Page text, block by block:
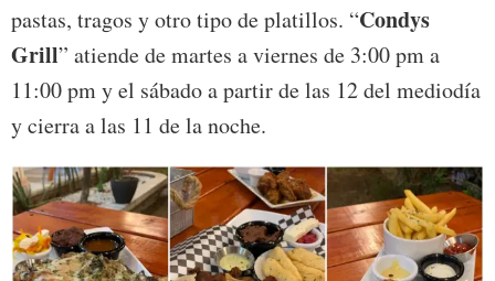
pastas, tragos y otro tipo de platillos. “Condys
Grill” atiende de martes a viernes de 3:00 pm a
11:00 pm y el sábado a partir de las 12 del mediodía
y cierra a las 11 de la noche.